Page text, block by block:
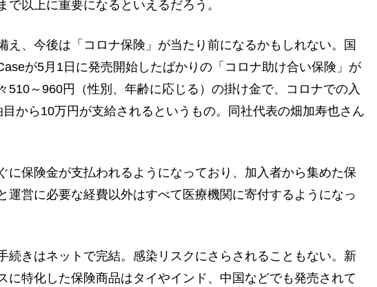
で以上に重要になるといえるだろう。
、今後は「コロナ保険」が当たり前になるかもしれない。国
が5月1日に発売開始したばかりの「コロナ助け合い保険」が
510～960円（性別、年齢に応じる）の掛け金で、コロナでの入
から10万円が支給されるというもの。同社代表の畑加寿也さん
に保険金が支払われるようになっており、加入者から集めた保
運営に必要な経費以外はすべて医療機関に寄付するようになっ
続きはネットで完結。感染リスクにさらされることもない。新
に特化した保険商品はタイやインド、中国などでも発売されて